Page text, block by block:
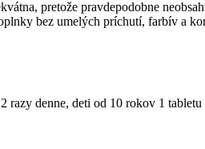
pretože pravdepodobne
bez umelých príchutí, farbív a
razy denne, deti od 10 rokov 1